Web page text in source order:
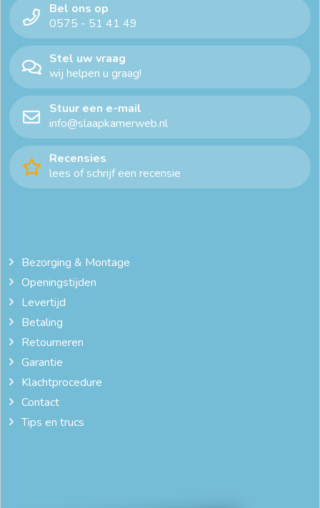
Bel ons op
0575 - 51 41 49
Stel uw vraag
wij helpen u graag!
Stuur een e-mail
info@slaapkamerweb.nl
Recensies
lees of schrijf een recensie
Bezorging & Montage
Openingstijden
Levertijd
Betaling
Retourneren
Garantie
Klachtprocedure
Contact
Tips en trucs